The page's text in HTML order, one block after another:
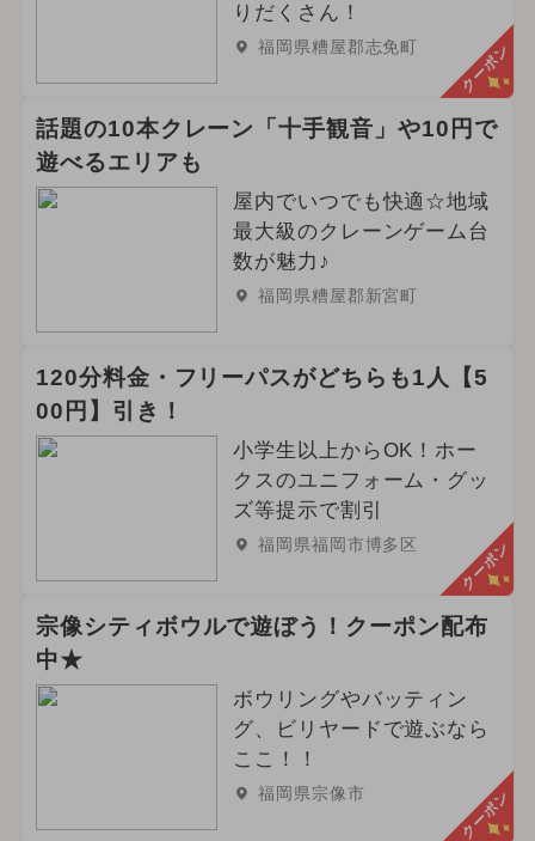
りだくさん！
福岡県糟屋郡志免町 クーポン
話題の10本クレーン「十手観音」や10円で
遊べるエリアも
屋内でいつでも快適☆地域
最大級のクレーンゲーム台
数が魅力♪
福岡県糟屋郡新宮町
120分料金・フリーパスがどちらも1人【5
00円】引き！
小学生以上からOK！ホー
クスのユニフォーム・グッ
ズ等提示で割引
福岡県福岡市博多区 クーポン
宗像シティボウルで遊ぼう！クーポン配布
中★
ボウリングやバッティン
グ、ビリヤードで遊ぶなら
ここ！！
福岡県宗像市 クーポン